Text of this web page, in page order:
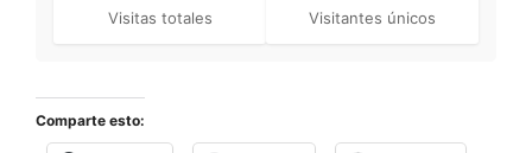
Visitas totales Visitantes únicos
Comparte esto: